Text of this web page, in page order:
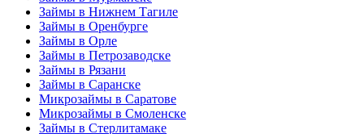
Займы в Нижнем Тагиле
Займы в Оренбурге
Займы в Орле
Займы в Петрозаводске
Займы в Рязани
Займы в Саранске
Микрозаймы в Саратове
Микрозаймы в Смоленске
Займы в Стерлитамаке